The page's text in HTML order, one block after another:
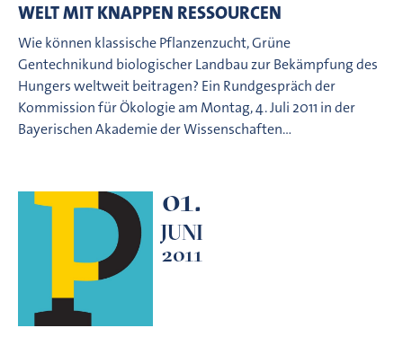
WELT MIT KNAPPEN RESSOURCEN
Wie können klassische Pflanzenzucht, Grüne
Gentechnikund biologischer Landbau zur Bekämpfung des
Hungers weltweit beitragen? Ein Rundgespräch der
Kommission für Ökologie am Montag, 4. Juli 2011 in der
Bayerischen Akademie der Wissenschaften…
01.
JUNI
2011